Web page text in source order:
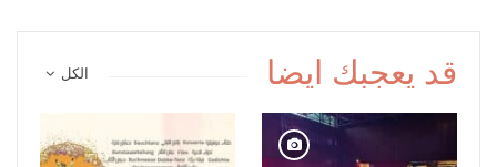
الكل قد يعجبك ايضا